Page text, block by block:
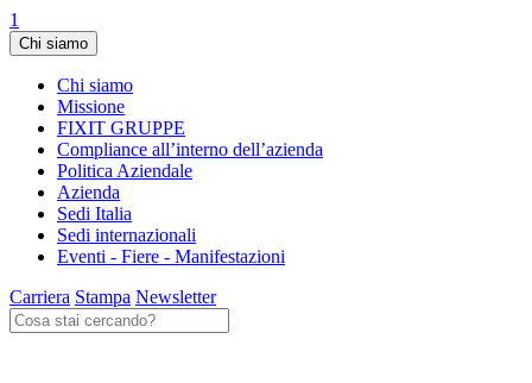
1
Chi siamo
Chi siamo
Missione
FIXIT GRUPPE
Compliance all’interno dell’azienda
Politica Aziendale
Azienda
Sedi Italia
Sedi internazionali
Eventi - Fiere - Manifestazioni
Carriera Stampa Newsletter